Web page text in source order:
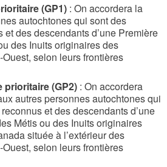
(GP1) : On accordera la
autochtones qui sont des
et des descendants d’une Première
des Inuits originaires des
selon leurs frontières
prioritaire (GP2) : On accordera
autres personnes autochtones qui
et des descendants d’une
Métis ou des Inuits originaires
située à l’extérieur des
selon leurs frontières